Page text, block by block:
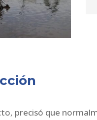
precisó que